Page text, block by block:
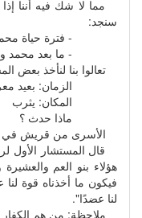
مما لا شك فيه أننا إذا
سنجد:
- فترة حياة محمد و
- ما بعد محمد و هي
تعالوا بنا لنأخذ بعض
الزمان: بعيد معركة بدر 624
المكان: يثرب
ماذا حدث ؟
الأسرى من قريش في
قال المستشار الأول
هؤلاء بنو العم والعشيرة
فيكون ما أخذناه قوة لنا
لنا عضدًا".
ملاحظة: من هم الكفار